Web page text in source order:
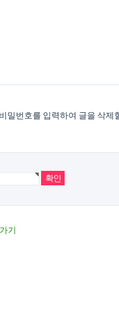
밀번호를 입력하여 글을 삭제
기